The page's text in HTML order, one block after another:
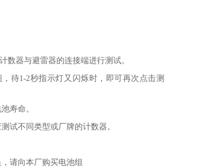
数器与避雷器的连接端进行测试。
待1-2秒指示灯又闪烁时，即可再次点击测
寿命。
试不同类型或厂牌的计数器。
请向本厂购买电池组